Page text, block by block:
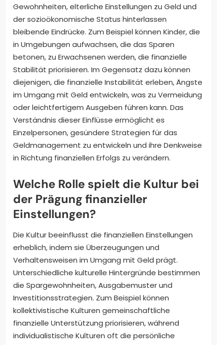
Gewohnheiten, elterliche Einstellungen zu Geld und
der sozioökonomische Status hinterlassen
bleibende Eindrücke. Zum Beispiel können Kinder, die
in Umgebungen aufwachsen, die das Sparen
betonen, zu Erwachsenen werden, die finanzielle
Stabilität priorisieren. Im Gegensatz dazu können
diejenigen, die finanzielle Instabilität erleben, Ängste
im Umgang mit Geld entwickeln, was zu Vermeidung
oder leichtfertigem Ausgeben führen kann. Das
Verständnis dieser Einflüsse ermöglicht es
Einzelpersonen, gesündere Strategien für das
Geldmanagement zu entwickeln und ihre Denkweise
in Richtung finanziellen Erfolgs zu verändern.
Welche Rolle spielt die Kultur bei
der Prägung finanzieller
Einstellungen?
Die Kultur beeinflusst die finanziellen Einstellungen
erheblich, indem sie Überzeugungen und
Verhaltensweisen im Umgang mit Geld prägt.
Unterschiedliche kulturelle Hintergründe bestimmen
die Spargewohnheiten, Ausgabemuster und
Investitionsstrategien. Zum Beispiel können
kollektivistische Kulturen gemeinschaftliche
finanzielle Unterstützung priorisieren, während
individualistische Kulturen oft die persönliche